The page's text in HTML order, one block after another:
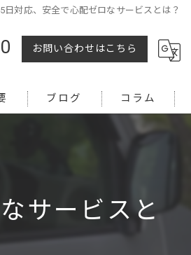
対応、安全で心配ゼロなサービスとは？
お問い合わせはこちら
ブログ コラム
サービスと